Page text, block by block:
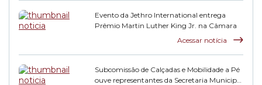
Evento da Jethro International entrega
Prêmio Martin Luther King Jr. na Câmara
Acessar notícia
Subcomissão de Calçadas e Mobilidade a Pé
ouve representantes da Secretaria Municipal